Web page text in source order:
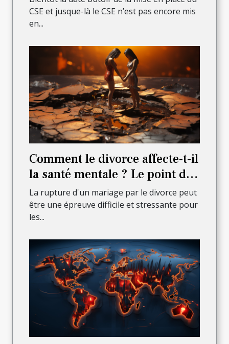
CSE et jusque-là le CSE n’est pas encore mis
en...
Comment le divorce affecte-t-il
la santé mentale ? Le point de
vue d'un avocat
La rupture d'un mariage par le divorce peut
être une épreuve difficile et stressante pour
les...